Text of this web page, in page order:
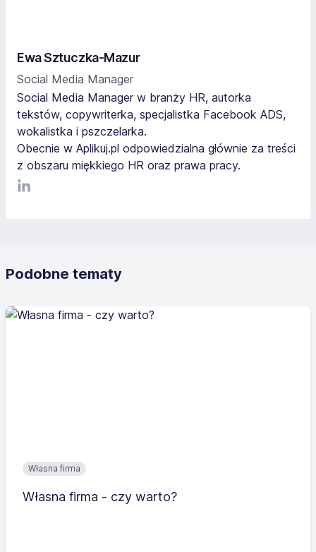
Ewa Sztuczka-Mazur
Social Media Manager
Social Media Manager w branży HR, autorka
tekstów, copywriterka, specjalistka Facebook ADS,
wokalistka i pszczelarka.
Obecnie w Aplikuj.pl odpowiedzialna głównie za treści
z obszaru miękkiego HR oraz prawa pracy.
LinkediIn
Podobne tematy
Własna firma
Własna firma - czy warto?